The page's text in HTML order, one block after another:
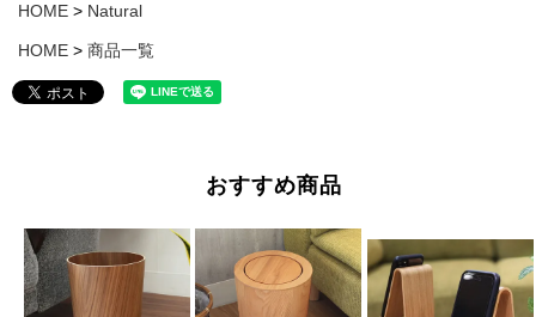
HOME Natural
HOME 商品一覧
おすすめ商品